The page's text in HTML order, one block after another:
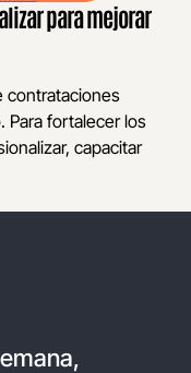
para mejorar
contrataciones
Para fortalecer los
capacitar